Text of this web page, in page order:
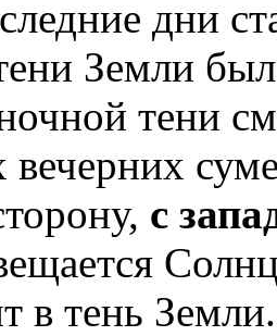
дни
Земли
тени
вечерних
с
в тень Земли.